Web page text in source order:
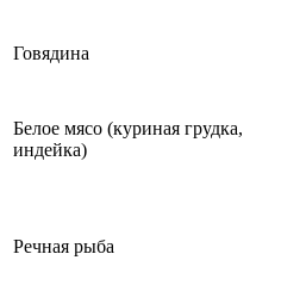
Говядина
Белое мясо (куриная грудка,
индейка)
Речная рыба